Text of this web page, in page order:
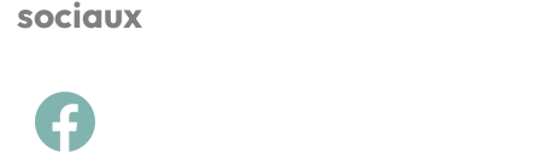
sociaux